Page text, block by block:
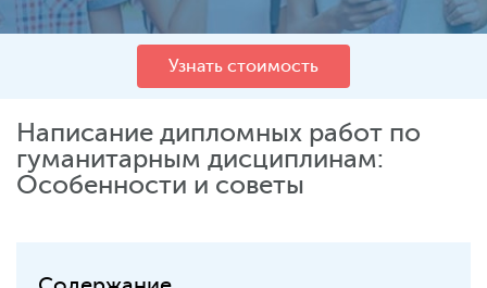
Узнать стоимость
Написание дипломных работ по
гуманитарным дисциплинам:
Особенности и советы